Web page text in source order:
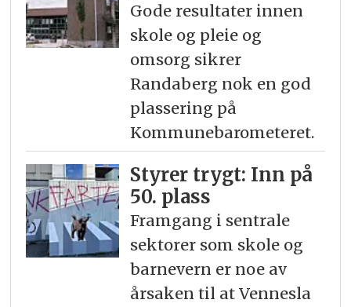
Gode resultater innen
skole og pleie og
omsorg sikrer
Randaberg nok en god
plassering på
Kommunebarometeret.
Styrer trygt: Inn på
50. plass
Framgang i sentrale
sektorer som skole og
barnevern er noe av
årsaken til at Vennesla